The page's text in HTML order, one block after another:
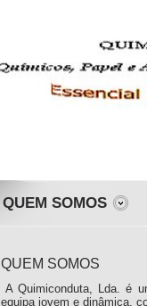
QUEM SOMOS
QUEM SOMOS
A Quimiconduta, Lda. é
equipa jovem e dinâmica,